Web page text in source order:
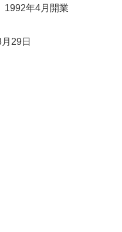
1992年4月開業
29日